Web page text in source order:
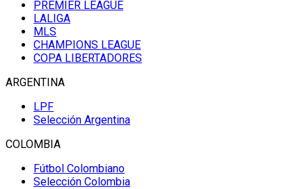
PREMIER LEAGUE
LALIGA
MLS
CHAMPIONS LEAGUE
COPA LIBERTADORES
ARGENTINA
LPF
Selección Argentina
COLOMBIA
Fútbol Colombiano
Selección Colombia